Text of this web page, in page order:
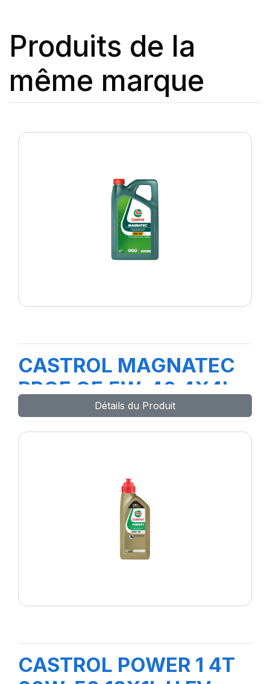
Produits de la
même marque
CASTROL MAGNATEC
PROF OE 5W-40 4X4L
H 4A
Détails du Produit
CASTROL POWER 1 4T